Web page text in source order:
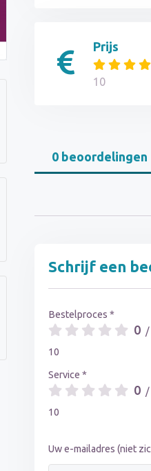
Prijs
10
0 beoordelingen
Schrijf een
Bestelproces *
0 /
10
Service *
0 /
10
Uw e-mailadres (niet